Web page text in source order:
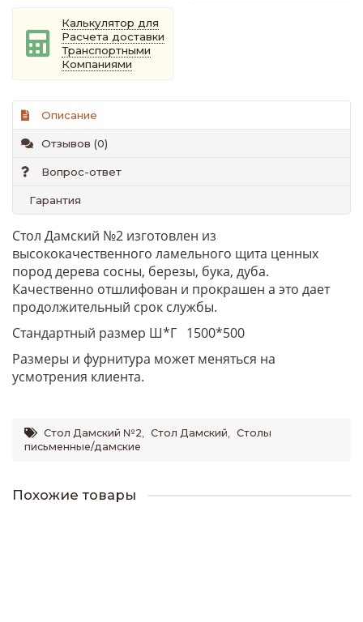
Калькулятор для
Расчета доставки
Транспортными
Компаниями
Описание
Отзывов (0)
Вопрос-ответ
Гарантия
Стол Дамский №2 изготовлен из
высококачественного ламельного щита ценных
пород дерева сосны, березы, бука, дуба.
Качественно отшлифован и прокрашен а это дает
продолжительный срок службы.
Стандартный размер Ш*Г 1500*500
Размеры и фурнитура может меняться на
усмотрения клиента.
Стол Дамский №2 Стол Дамский
Столы
письменные/дамские
Похожие товары